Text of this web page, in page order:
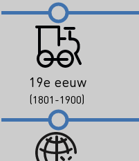
19e eeuw
(1801-1900)